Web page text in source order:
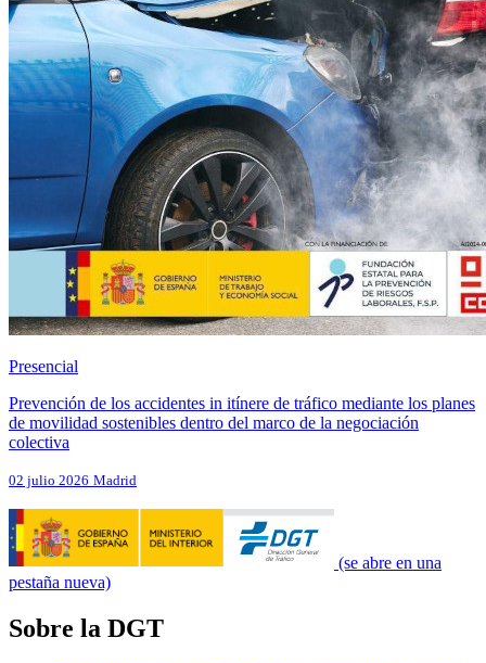
Presencial
Prevención de los accidentes in itínere de tráfico mediante los planes
de movilidad sostenibles dentro del marco de la negociación
colectiva
02 julio 2026 Madrid
(se abre en una
pestaña nueva)
Sobre la DGT